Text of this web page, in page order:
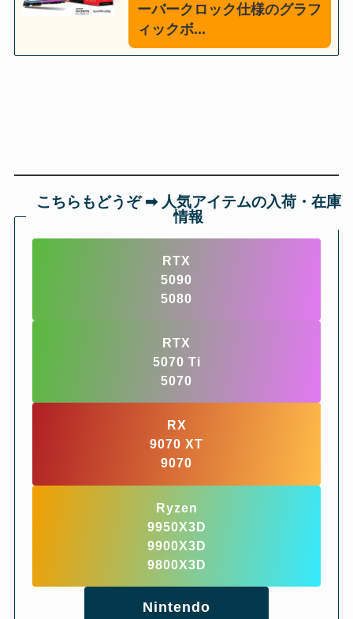
ーバークロック仕様のグラフ
ィックボ...
こちらもどうぞ ➡︎ 人気アイテムの入荷・在庫
情報
RTX
5090
5080
RTX
5070 Ti
5070
RX
9070 XT
9070
Ryzen
9950X3D
9900X3D
9800X3D
Nintendo